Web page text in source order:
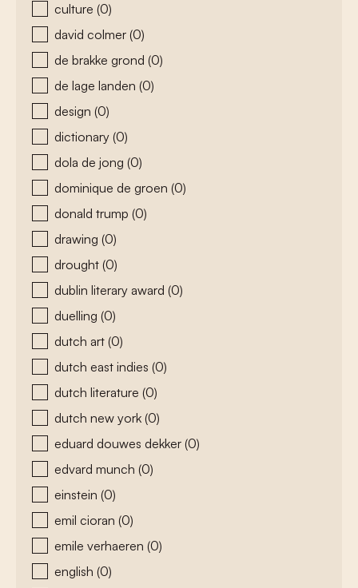
culture (0)
david colmer (0)
de brakke grond (0)
de lage landen (0)
design (0)
dictionary (0)
dola de jong (0)
dominique de groen (0)
donald trump (0)
drawing (0)
drought (0)
dublin literary award (0)
duelling (0)
dutch art (0)
dutch east indies (0)
dutch literature (0)
dutch new york (0)
eduard douwes dekker (0)
edvard munch (0)
einstein (0)
emil cioran (0)
emile verhaeren (0)
english (0)